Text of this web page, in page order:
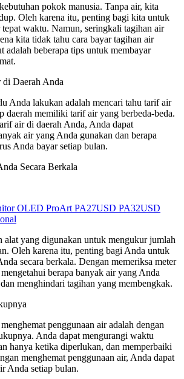
pokok manusia. Tanpa air, kita
Oleh karena itu, penting bagi kita untuk
waktu. Namun, seringkali tagihan air
kita tidak tahu cara bayar tagihan air
adalah beberapa tips untuk membayar
Daerah Anda
Anda lakukan adalah mencari tahu tarif air
daerah memiliki tarif air yang berbeda-beda.
air di daerah Anda, Anda dapat
air yang Anda gunakan dan berapa
Anda bayar setiap bulan.
Secara Berkala
OLED ProArt PA27USD PA32USD
alat yang digunakan untuk mengukur jumlah
Oleh karena itu, penting bagi Anda untuk
secara berkala. Dengan memeriksa meter
berapa banyak air yang Anda
menghindari tagihan yang membengkak.
penggunaan air adalah dengan
Anda dapat mengurangi waktu
hanya ketika diperlukan, dan memperbaiki
menghemat penggunaan air, Anda dapat
Anda setiap bulan.